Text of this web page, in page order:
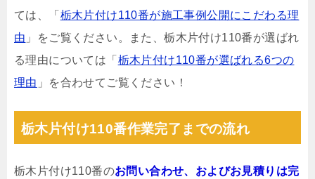
ては、「 栃木片付け110番が施工事例公開にこだわる理
由 」をご覧ください。また、栃木片付け110番が選ばれ
る理由については「 栃木片付け110番が選ばれる6つの
理由 」を合わせてご覧ください！
栃木片付け110番作業完了までの流れ
栃木片付け110番のお問い合わせ、およびお見積りは完